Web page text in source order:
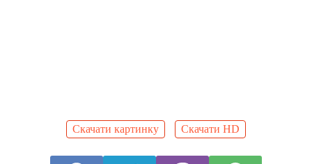
Скачати картинку Скачати HD